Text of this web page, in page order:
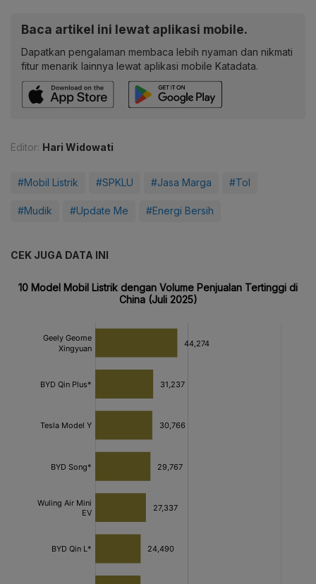
Baca artikel ini lewat aplikasi mobile.
Dapatkan pengalaman membaca lebih nyaman dan nikmati
fitur menarik lainnya lewat aplikasi mobile Katadata.
Editor: Hari Widowati
#Mobil Listrik #SPKLU #Jasa Marga #Tol
#Mudik #Update Me #Energi Bersih
CEK JUGA DATA INI